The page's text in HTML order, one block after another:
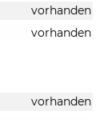
vorhanden
vorhanden
vorhanden